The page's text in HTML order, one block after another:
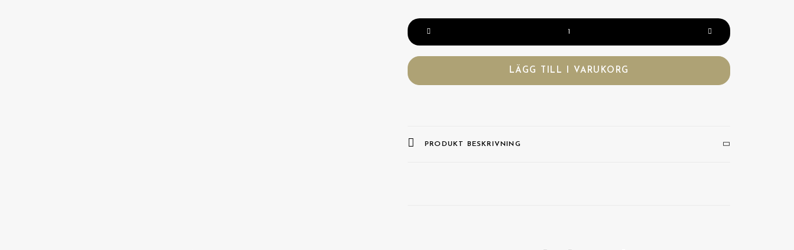
Multicolor
mängd
LÄGG TILL I VARUKORG
PRODUKT BESKRIVNING